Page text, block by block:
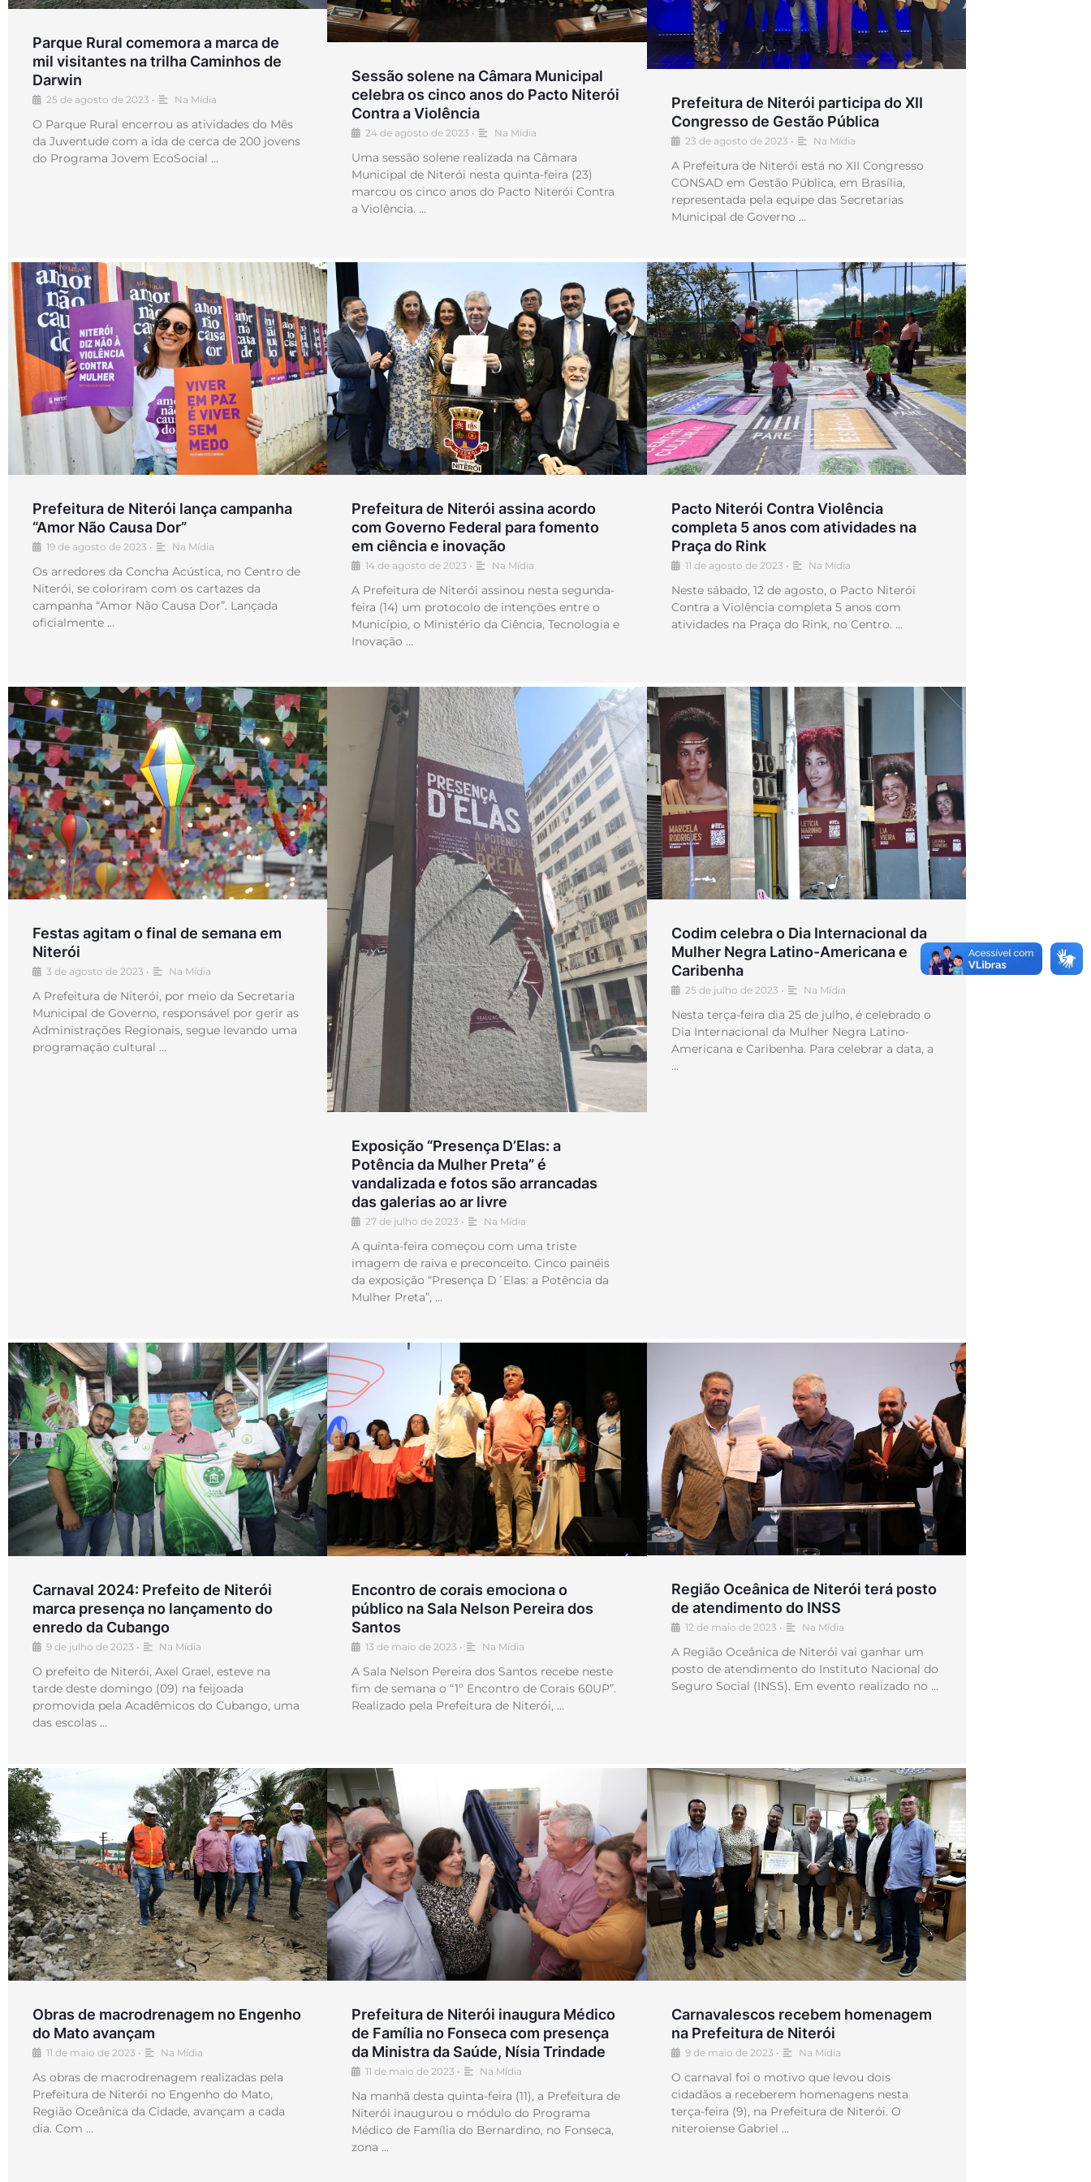
Parque Rural comemora a marca de
mil visitantes na trilha Caminhos de
Darwin
25 de agosto de 2023 • Na Mídia
O Parque Rural encerrou as atividades do Mês
da Juventude com a ida de cerca de 200 jovens
do Programa Jovem EcoSocial …
Sessão solene na Câmara Municipal
celebra os cinco anos do Pacto Niterói
Contra a Violência
24 de agosto de 2023 • Na Mídia
Uma sessão solene realizada na Câmara
Municipal de Niterói nesta quinta-feira (23)
marcou os cinco anos do Pacto Niterói Contra
a Violência. …
Prefeitura de Niterói participa do XII
Congresso de Gestão Pública
23 de agosto de 2023 • Na Mídia
A Prefeitura de Niterói está no XII Congresso
CONSAD em Gestão Pública, em Brasília,
representada pela equipe das Secretarias
Municipal de Governo …
Prefeitura de Niterói lança campanha
“Amor Não Causa Dor”
19 de agosto de 2023 • Na Mídia
Os arredores da Concha Acústica, no Centro de
Niterói, se coloriram com os cartazes da
campanha “Amor Não Causa Dor”. Lançada
oficialmente …
Prefeitura de Niterói assina acordo
com Governo Federal para fomento
em ciência e inovação
14 de agosto de 2023 • Na Mídia
A Prefeitura de Niterói assinou nesta segunda-
feira (14) um protocolo de intenções entre o
Município, o Ministério da Ciência, Tecnologia e
Inovação …
Pacto Niterói Contra Violência
completa 5 anos com atividades na
Praça do Rink
11 de agosto de 2023 • Na Mídia
Neste sábado, 12 de agosto, o Pacto Niterói
Contra a Violência completa 5 anos com
atividades na Praça do Rink, no Centro. …
Festas agitam o final de semana em
Niterói
3 de agosto de 2023 • Na Mídia
A Prefeitura de Niterói, por meio da Secretaria
Municipal de Governo, responsável por gerir as
Administrações Regionais, segue levando uma
programação cultural …
Exposição “Presença D’Elas: a
Potência da Mulher Preta” é
vandalizada e fotos são arrancadas
das galerias ao ar livre
27 de julho de 2023 • Na Mídia
A quinta-feira começou com uma triste
imagem de raiva e preconceito. Cinco painéis
da exposição “Presença D´Elas: a Potência da
Mulher Preta”, …
Codim celebra o Dia Internacional da
Mulher Negra Latino-Americana e
Caribenha
25 de julho de 2023 • Na Mídia
Nesta terça-feira dia 25 de julho, é celebrado o
Dia Internacional da Mulher Negra Latino-
Americana e Caribenha. Para celebrar a data, a
…
Carnaval 2024: Prefeito de Niterói
marca presença no lançamento do
enredo da Cubango
9 de julho de 2023 • Na Mídia
O prefeito de Niterói, Axel Grael, esteve na
tarde deste domingo (09) na feijoada
promovida pela Acadêmicos do Cubango, uma
das escolas …
Encontro de corais emociona o
público na Sala Nelson Pereira dos
Santos
13 de maio de 2023 • Na Mídia
A Sala Nelson Pereira dos Santos recebe neste
fim de semana o “1º Encontro de Corais 60UP”.
Realizado pela Prefeitura de Niterói, …
Região Oceânica de Niterói terá posto
de atendimento do INSS
12 de maio de 2023 • Na Mídia
A Região Oceânica de Niterói vai ganhar um
posto de atendimento do Instituto Nacional do
Seguro Social (INSS). Em evento realizado no …
Obras de macrodrenagem no Engenho
do Mato avançam
11 de maio de 2023 • Na Mídia
As obras de macrodrenagem realizadas pela
Prefeitura de Niterói no Engenho do Mato,
Região Oceânica da Cidade, avançam a cada
dia. Com …
Prefeitura de Niterói inaugura Médico
de Família no Fonseca com presença
da Ministra da Saúde, Nísia Trindade
11 de maio de 2023 • Na Mídia
Na manhã desta quinta-feira (11), a Prefeitura de
Niterói inaugurou o módulo do Programa
Médico de Família do Bernardino, no Fonseca,
zona …
Carnavalescos recebem homenagem
na Prefeitura de Niterói
9 de maio de 2023 • Na Mídia
O carnaval foi o motivo que levou dois
cidadãos a receberem homenagens nesta
terça-feira (9), na Prefeitura de Niterói. O
niteroiense Gabriel …